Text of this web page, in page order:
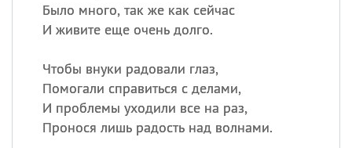
Было много, так же как сейчас
И живите еще очень долго.
Чтобы внуки радовали глаз,
Помогали справиться с делами,
И проблемы уходили все на раз,
Пронося лишь радость над волнами.